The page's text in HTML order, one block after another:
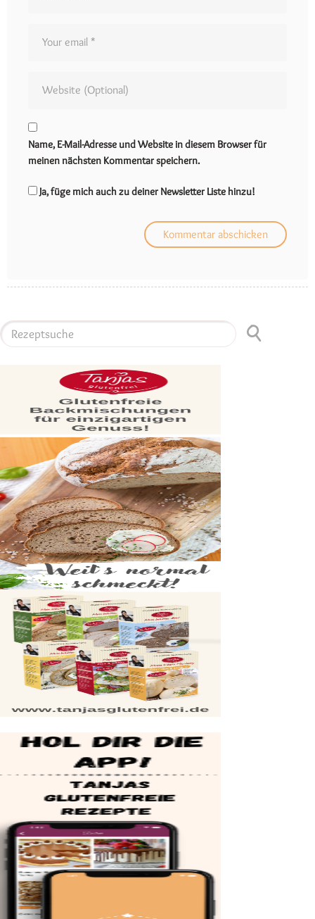
Name, E-Mail-Adresse und Website in diesem Browser für
meinen nächsten Kommentar speichern.
Ja, füge mich auch zu deiner Newsletter Liste hinzu!